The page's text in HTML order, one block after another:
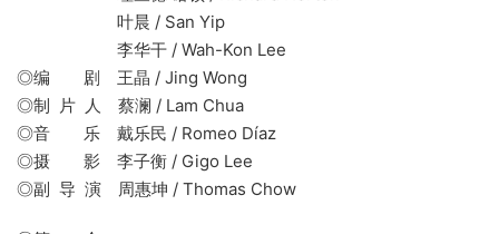
叶晨 / San Yip
李华干 / Wah-Kon Lee
◎编 剧 王晶 / Jing Wong
◎制 片 人 蔡澜 / Lam Chua
◎音 乐 戴乐民 / Romeo Díaz
◎摄 影 李子衡 / Gigo Lee
◎副 导 演 周惠坤 / Thomas Chow